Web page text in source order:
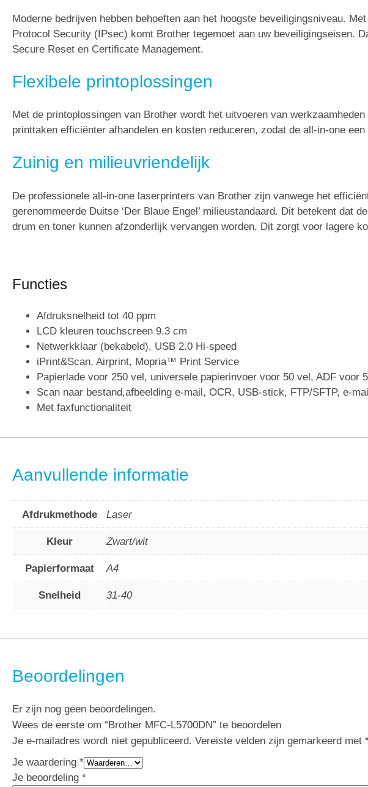
Moderne bedrijven hebben behoeften aan het hoogste beveiligingsniveau.
Protocol Security (IPsec) komt Brother tegemoet aan uw beveiligingseisen.
Secure Reset en Certificate Management.
Flexibele printoplossingen
Met de printoplossingen van Brother wordt het uitvoeren van
printtaken efficiënter afhandelen en kosten reduceren, zodat de all-in-one
Zuinig en milieuvriendelijk
De professionele all-in-one laserprinters van Brother zijn vanwege het
gerenommeerde Duitse ‘Der Blaue Engel’ milieustandaard. Dit betekent
drum en toner kunnen afzonderlijk vervangen worden. Dit zorgt voor lagere
Functies
Afdruksnelheid tot 40 ppm
LCD kleuren touchscreen 9.3 cm
Netwerkklaar (bekabeld), USB 2.0 Hi-speed
iPrint&Scan, Airprint, Mopria™ Print Service
Papierlade voor 250 vel, universele papierinvoer voor 50 vel, ADF voor
Scan naar bestand,afbeelding e-mail, OCR, USB-stick, FTP/SFTP, e-
Met faxfunctionaliteit
Aanvullende informatie
Afdrukmethode Laser
Kleur Zwart/wit
Papierformaat A4
Snelheid 31-40
Beoordelingen
Er zijn nog geen beoordelingen.
Wees de eerste om “Brother MFC-L5700DN” te beoordelen
Je e-mailadres wordt niet gepubliceerd. Vereiste velden zijn gemarkeerd met
Je waardering *
Je beoordeling *